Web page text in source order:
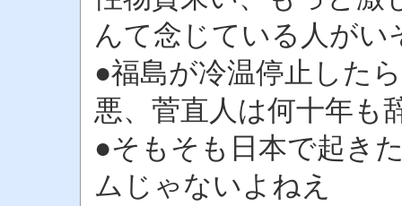
んて念じている人がい
●福島が冷温停止した
悪、菅直人は何十年も
●そもそも日本で起き
ムじゃないよねえ